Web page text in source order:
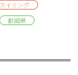
スイミング
静岡県